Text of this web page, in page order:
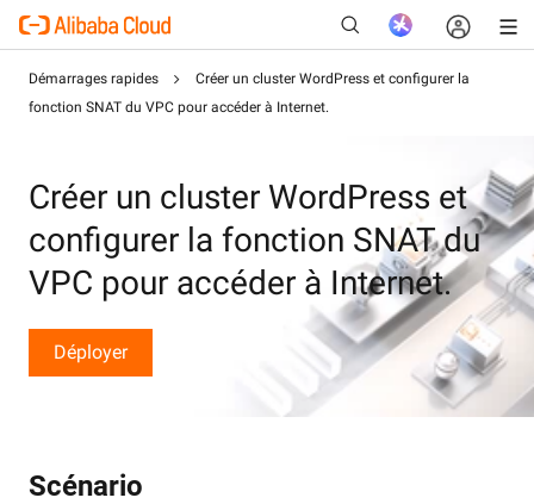
Démarrages rapides
Créer un cluster WordPress et configurer la
fonction SNAT du VPC pour accéder à Internet.
Créer un cluster WordPress et
configurer la fonction SNAT du
VPC pour accéder à Internet.
Déployer
Scénario